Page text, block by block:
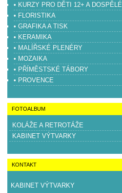
• KURZY PRO DĚTI 12+ A DOSPĚLÉ
• FLORISTIKA
• GRAFIKA A TISK
• KERAMIKA
• MALÍŘSKÉ PLENÉRY
• MOZAIKA
• PŘÍMĚSTSKÉ TÁBORY
• PROVENCE
FOTOALBUM
KOLÁŽE A RETROTÁŽE
KABINET VÝTVARKY
KONTAKT
KABINET VÝTVARKY